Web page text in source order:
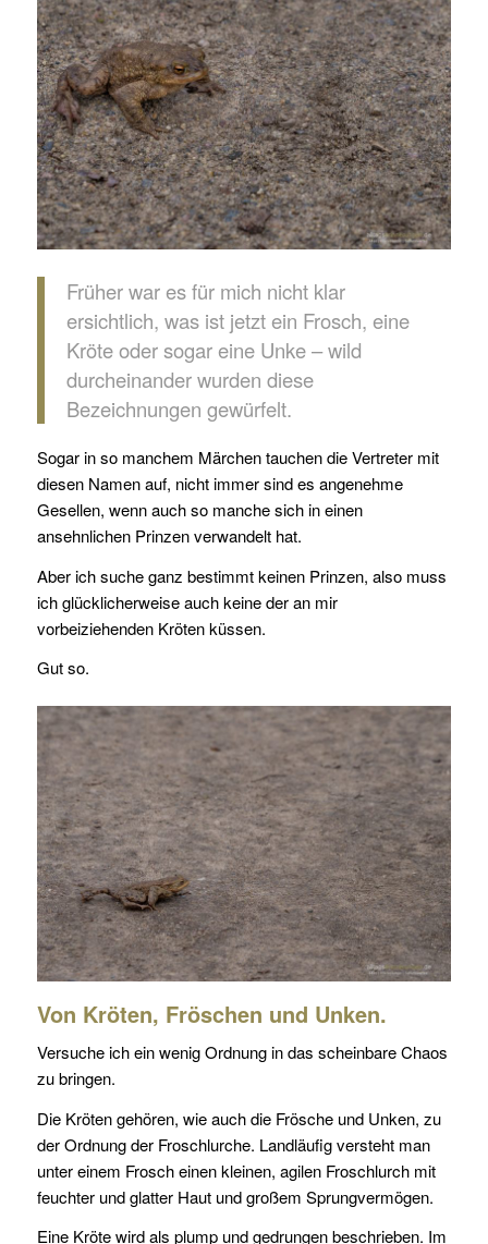
Früher war es für mich nicht klar
ersichtlich, was ist jetzt ein Frosch, eine
Kröte oder sogar eine Unke – wild
durcheinander wurden diese
Bezeichnungen gewürfelt.
Sogar in so manchem Märchen tauchen die Vertreter mit
diesen Namen auf, nicht immer sind es angenehme
Gesellen, wenn auch so manche sich in einen
ansehnlichen Prinzen verwandelt hat.
Aber ich suche ganz bestimmt keinen Prinzen, also muss
ich glücklicherweise auch keine der an mir
vorbeiziehenden Kröten küssen.
Gut so.
Von Kröten, Fröschen und Unken.
Versuche ich ein wenig Ordnung in das scheinbare Chaos
zu bringen.
Die Kröten gehören, wie auch die Frösche und Unken, zu
der Ordnung der Froschlurche. Landläufig versteht man
unter einem Frosch einen kleinen, agilen Froschlurch mit
feuchter und glatter Haut und großem Sprungvermögen.
Eine Kröte wird als plump und gedrungen beschrieben. Im